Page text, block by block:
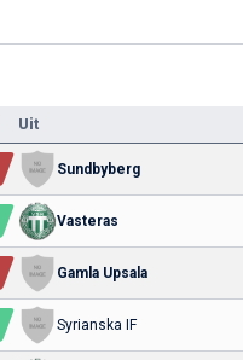
Uit
Sundbyberg
Vasteras
Gamla Upsala
Syrianska IF